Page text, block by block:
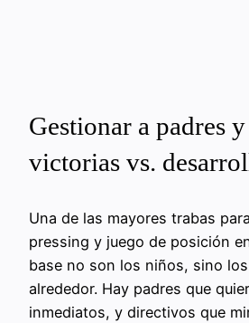
Gestionar a padres
victorias vs.
Una de las mayores trabas
pressing y juego de posición
base no son los niños, sino
alrededor. Hay padres que
inmediatos, y directivos que